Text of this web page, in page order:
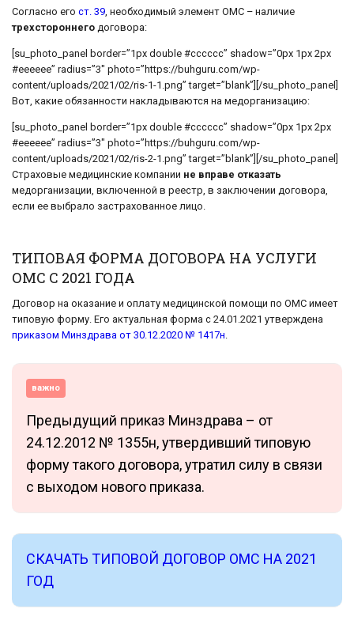
Согласно его ст. 39, необходимый элемент ОМС – наличие
трехстороннего договора:
[su_photo_panel border=”1px double #cccccc” shadow=”0px 1px 2px
#eeeeee” radius=”3″ photo=”https://buhguru.com/wp-
content/uploads/2021/02/ris-1-1.png” target=”blank”][/su_photo_panel]
Вот, какие обязанности накладываются на медорганизацию:
[su_photo_panel border=”1px double #cccccc” shadow=”0px 1px 2px
#eeeeee” radius=”3″ photo=”https://buhguru.com/wp-
content/uploads/2021/02/ris-2-1.png” target=”blank”][/su_photo_panel]
Страховые медицинские компании не вправе отказать
медорганизации, включенной в реестр, в заключении договора,
если ее выбрало застрахованное лицо.
ТИПОВАЯ ФОРМА ДОГОВОРА НА УСЛУГИ
ОМС С 2021 ГОДА
Договор на оказание и оплату медицинской помощи по ОМС имеет
типовую форму. Его актуальная форма с 24.01.2021 утверждена
приказом Минздрава от 30.12.2020 № 1417н
важно
Предыдущий приказ Минздрава – от
24.12.2012 № 1355н, утвердивший типовую
форму такого договора, утратил силу в связи
с выходом нового приказа.
СКАЧАТЬ ТИПОВОЙ ДОГОВОР ОМС НА 2021
ГОД